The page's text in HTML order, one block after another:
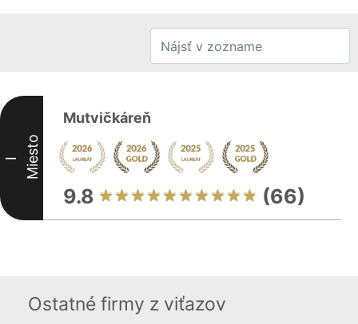
I Miesto
Mutvičkáreň
9.8 (66)
Ostatné firmy z viťazov